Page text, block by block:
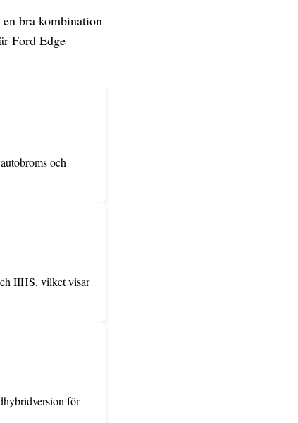
bra kombination
Ford Edge
och
IIHS, vilket visar
för